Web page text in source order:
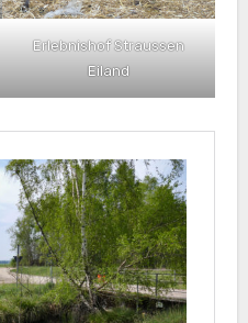
Erlebnishof Straussen
Eiland